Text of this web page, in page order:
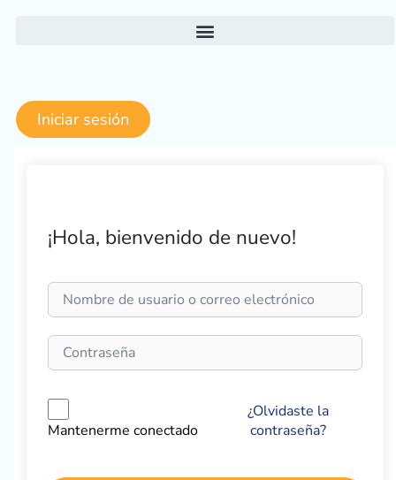
Iniciar sesión
¡Hola, bienvenido de nuevo!
Mantenerme conectado
¿Olvidaste la
contraseña?